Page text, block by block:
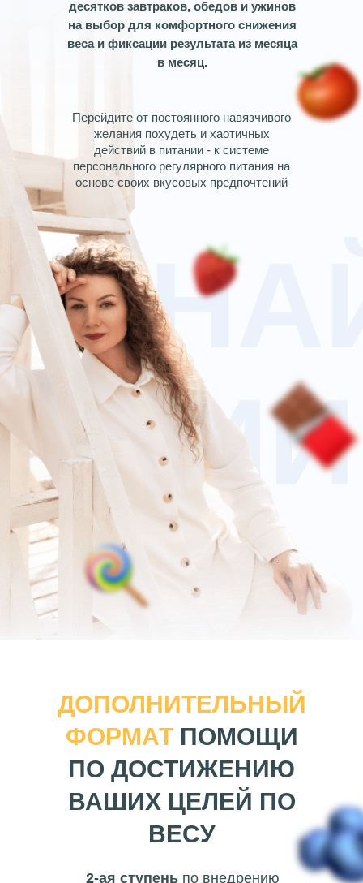
Перейдите от постоянного навязчивого
желания похудеть и хаотичных
действий в питании - к системе
персонального регулярного питания на
основе своих вкусовых предпочтений
десятков завтраков, обедов и ужинов
на выбор для комфортного снижения
веса и фиксации результата из месяца
в месяц.
ДОПОЛНИТЕЛЬНЫЙ
ФОРМАТ ПОМОЩИ
ПО ДОСТИЖЕНИЮ
ВАШИХ ЦЕЛЕЙ ПО
ВЕСУ
2-ая ступеньпо внедрению